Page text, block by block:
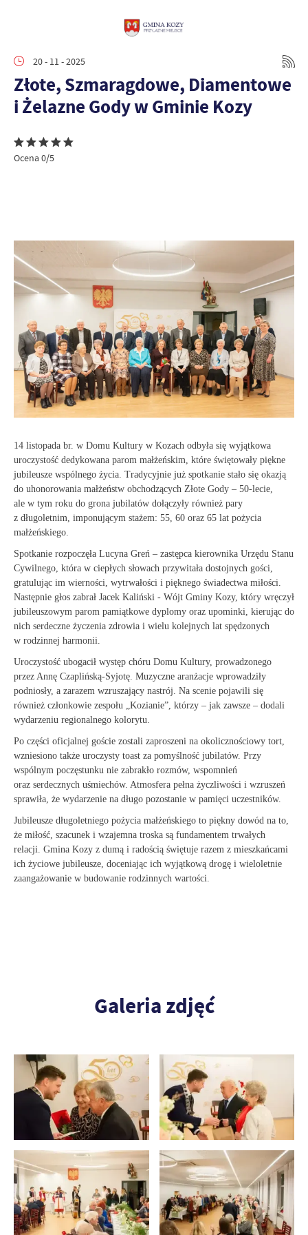
20 - 11 - 2025
Złote, Szmaragdowe, Diamentowe
i Żelazne Gody w Gminie Kozy
Ocena 0/5
14 listopada br. w Domu Kultury w Kozach odbyła się wyjątkowa
uroczystość dedykowana parom małżeńskim, które świętowały piękne
jubileusze wspólnego życia. Tradycyjnie już spotkanie stało się okazją
do uhonorowania małżeństw obchodzących Złote Gody – 50-lecie,
ale w tym roku do grona jubilatów dołączyły również pary
z długoletnim, imponującym stażem: 55, 60 oraz 65 lat pożycia
małżeńskiego.
Spotkanie rozpoczęła Lucyna Greń – zastępca kierownika Urzędu Stanu
Cywilnego, która w ciepłych słowach przywitała dostojnych gości,
gratulując im wierności, wytrwałości i pięknego świadectwa miłości.
Następnie głos zabrał Jacek Kaliński - Wójt Gminy Kozy, który wręczył
jubileuszowym parom pamiątkowe dyplomy oraz upominki, kierując do
nich serdeczne życzenia zdrowia i wielu kolejnych lat spędzonych
w rodzinnej harmonii.
Uroczystość ubogacił występ chóru Domu Kultury, prowadzonego
przez Annę Czaplińską-Syjotę. Muzyczne aranżacje wprowadziły
podniosły, a zarazem wzruszający nastrój. Na scenie pojawili się
również członkowie zespołu „Kozianie”, którzy – jak zawsze – dodali
wydarzeniu regionalnego kolorytu.
Po części oficjalnej goście zostali zaproszeni na okolicznościowy tort,
wzniesiono także uroczysty toast za pomyślność jubilatów. Przy
wspólnym poczęstunku nie zabrakło rozmów, wspomnień
oraz serdecznych uśmiechów. Atmosfera pełna życzliwości i wzruszeń
sprawiła, że wydarzenie na długo pozostanie w pamięci uczestników.
Jubileusze długoletniego pożycia małżeńskiego to piękny dowód na to,
że miłość, szacunek i wzajemna troska są fundamentem trwałych
relacji. Gmina Kozy z dumą i radością świętuje razem z mieszkańcami
ich życiowe jubileusze, doceniając ich wyjątkową drogę i wieloletnie
zaangażowanie w budowanie rodzinnych wartości.
Galeria zdjęć